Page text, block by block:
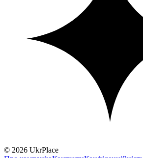
© 2026 UkrPlace